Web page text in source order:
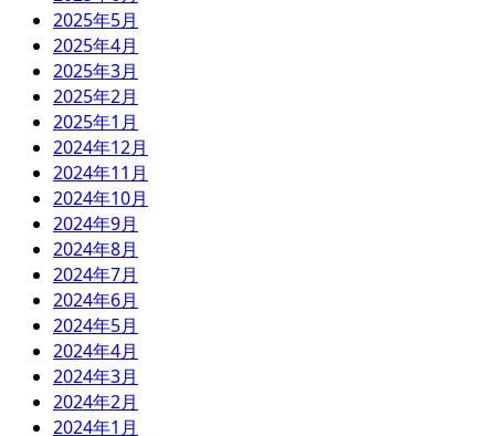
2025年5月
2025年4月
2025年3月
2025年2月
2025年1月
2024年12月
2024年11月
2024年10月
2024年9月
2024年8月
2024年7月
2024年6月
2024年5月
2024年4月
2024年3月
2024年2月
2024年1月